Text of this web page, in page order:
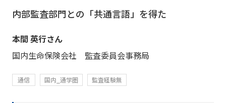
内部監査部門との「共通言語」を得た
本間 英行さん
国内生命保険会社 監査委員会事務局
通信 国内_通学圏 監査経験無